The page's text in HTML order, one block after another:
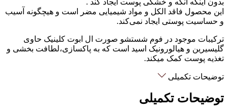
این محصول فاقد الکل و مواد شیمیایی مضر است و هیچگونه آسیب
و حساسیت پوستی ایجاد نمی‌کند.
ترکیبات موجود در فوم شستشو صورت ال ابوت کلینیک حاوی
گلیسیرین و هیالورونیک اسید است که به پاکسازی،لطافت بخشی و
تغذیه پوست کمک میکند.
توضیحات تکمیلی
توضیحات تکمیلی